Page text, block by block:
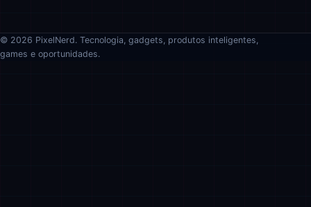
© 2026 PixelNerd. Tecnologia, gadgets, produtos inteligentes,
games e oportunidades.